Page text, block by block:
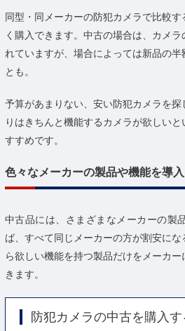
同型・同メーカーの防犯カメラで比較
く購入できます。中古の場合は、カメ
れていますが、場合によっては新品の半
とも。
予算があまりない、安い防犯カメラを探
りはきちんと機能するカメラが欲しい
すすめです。
色々なメーカーの製品や機能を導
中古品には、さまざまなメーカーの製
ば、すべて同じメーカーの方が割安に
ら欲しい機能を持つ製品だけをメーカ
きます。
防犯カメラの中古を購入す